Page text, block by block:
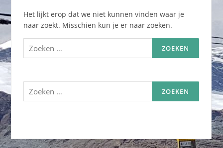
Het lijkt erop dat we niet kunnen vinden waar je
naar zoekt. Misschien kun je er naar zoeken.
Zoeken
naar:
Zoeken
naar: